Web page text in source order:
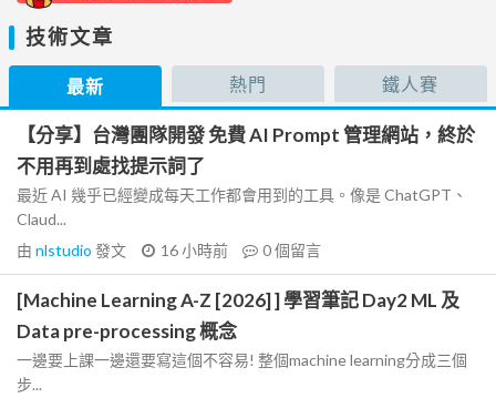
技術文章
最新 熱門 鐵人賽
【分享】台灣團隊開發 免費 AI Prompt 管理網站，終於
不用再到處找提示詞了
最近 AI 幾乎已經變成每天工作都會用到的工具。像是 ChatGPT、
Claud...
由 nlstudio 發文 16 小時前 0個留言
[Machine Learning A-Z [2026] ] 學習筆記 Day2 ML 及
Data pre-processing 概念
一邊要上課一邊還要寫這個不容易! 整個machine learning分成三個
步...